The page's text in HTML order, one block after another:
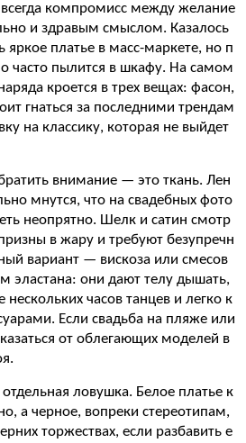
компромисс между желание
и здравым смыслом. Казалось
яркое платье в масс-маркете, но п
часто пылится в шкафу. На самом
кроется в трех вещах: фасон,
гнаться за последними трендам
на классику, которая не выйдет
внимание — это ткань. Лен
мнутся, что на свадебных фото
неопрятно. Шелк и сатин смотр
в жару и требуют безупречн
вариант — вискоза или смесов
эластана: они дают телу дышать,
часов танцев и легко к
Если свадьба на пляже или
от облегающих моделей в
ловушка. Белое платье к
а черное, вопреки стереотипам,
торжествах, если разбавить е